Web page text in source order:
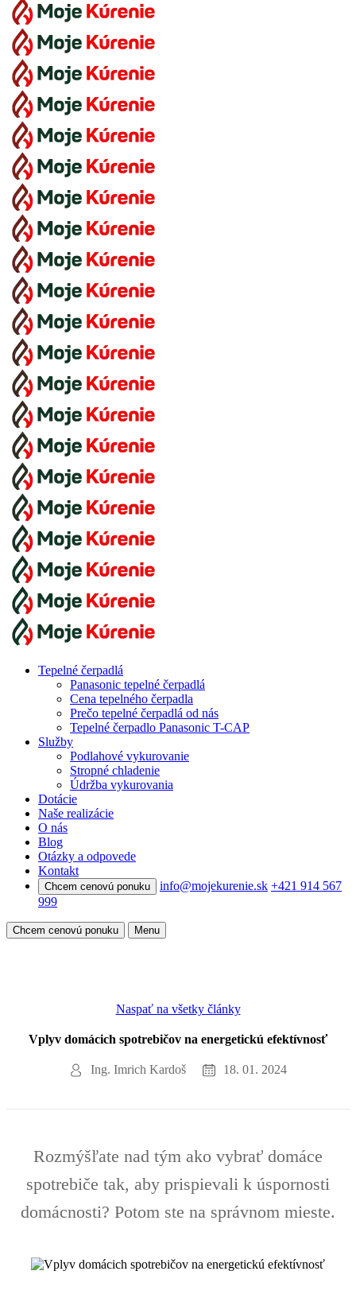
Tepelné čerpadlá
Panasonic tepelné čerpadlá
Cena tepelného čerpadla
Prečo tepelné čerpadlá od nás
Tepelné čerpadlo Panasonic T-CAP
Služby
Podlahové vykurovanie
Stropné chladenie
Údržba vykurovania
Dotácie
Naše realizácie
O nás
Blog
Otázky a odpovede
Kontakt
Chcem cenovú ponuku info@mojekurenie.sk +421 914 567
999
Chcem cenovú ponuku Menu
Naspať na všetky články
Vplyv domácich spotrebičov na energetickú efektívnosť
Ing. Imrich Kardoš 18. 01. 2024
Rozmýšľate nad tým ako vybrať domáce
spotrebiče tak, aby prispievali k úspornosti
domácnosti? Potom ste na správnom mieste.